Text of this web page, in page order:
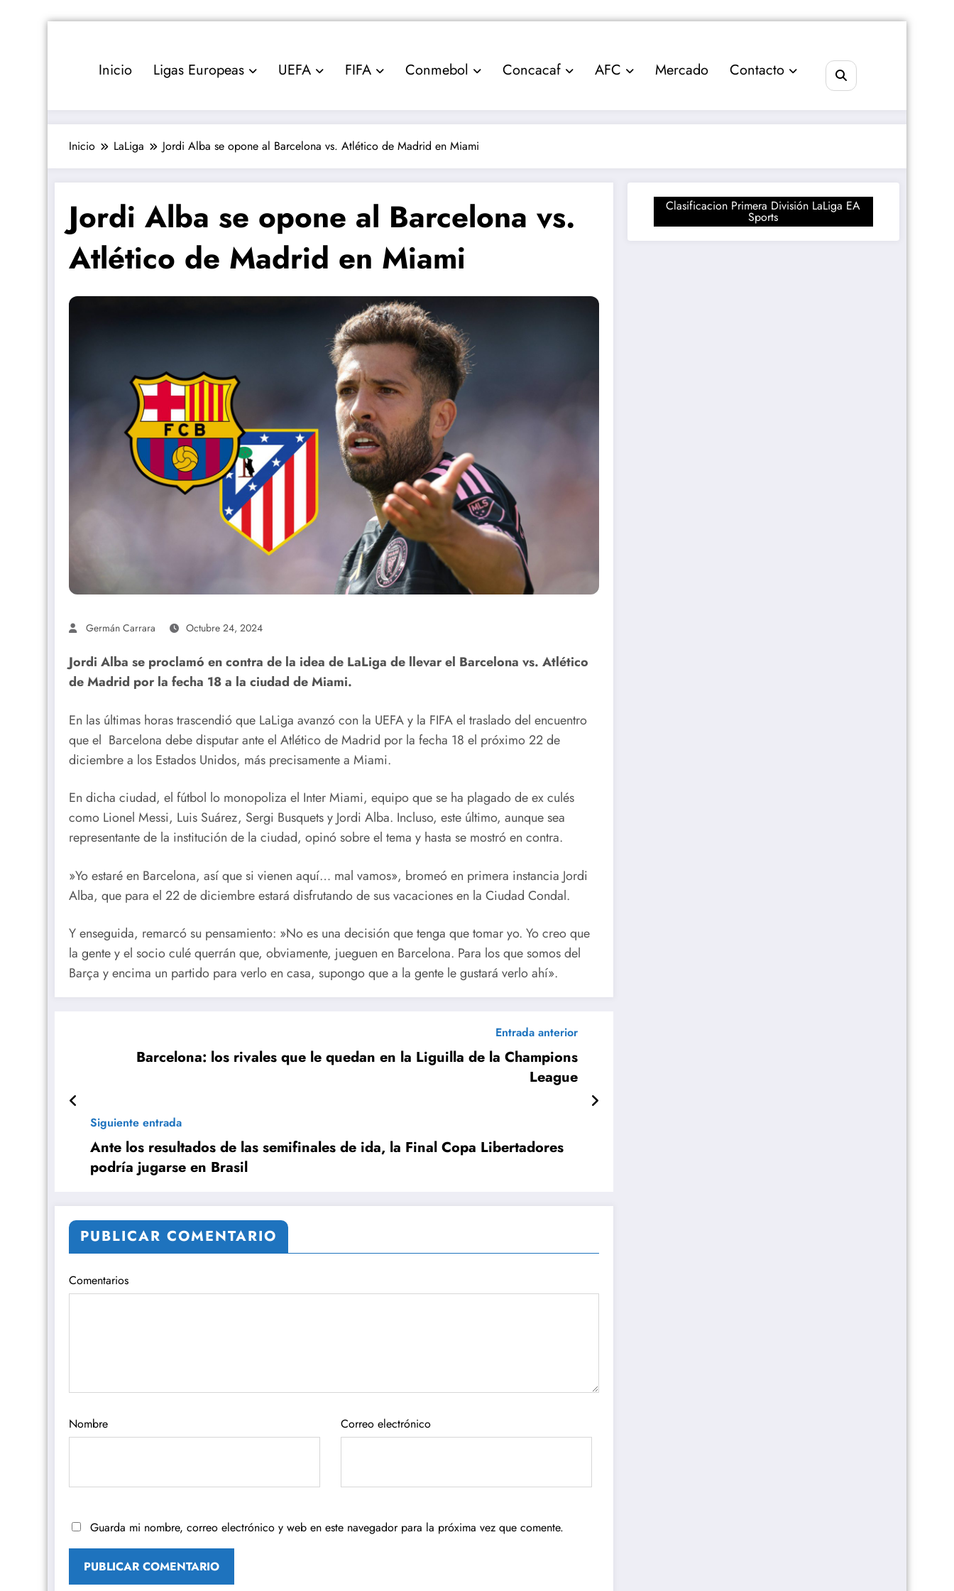
Inicio Ligas Europeas UEFA FIFA Conmebol Concacaf AFC Mercado Contacto
Inicio LaLiga Jordi Alba se opone al Barcelona vs. Atlético de Madrid en Miami
Jordi Alba se opone al Barcelona vs.
Atlético de Madrid en Miami
Germán Carrara Octubre 24, 2024
Jordi Alba se proclamó en contra de la idea de LaLiga de llevar el Barcelona vs. Atlético
de Madrid por la fecha 18 a la ciudad de Miami.
En las últimas horas trascendió que LaLiga avanzó con la UEFA y la FIFA el traslado del encuentro
que el Barcelona debe disputar ante el Atlético de Madrid por la fecha 18 el próximo 22 de
diciembre a los Estados Unidos, más precisamente a Miami.
En dicha ciudad, el fútbol lo monopoliza el Inter Miami, equipo que se ha plagado de ex culés
como Lionel Messi, Luis Suárez, Sergi Busquets y Jordi Alba. Incluso, este último, aunque sea
representante de la institución de la ciudad, opinó sobre el tema y hasta se mostró en contra.
»Yo estaré en Barcelona, así que si vienen aquí… mal vamos», bromeó en primera instancia Jordi
Alba, que para el 22 de diciembre estará disfrutando de sus vacaciones en la Ciudad Condal.
Y enseguida, remarcó su pensamiento: »No es una decisión que tenga que tomar yo. Yo creo que
la gente y el socio culé querrán que, obviamente, jueguen en Barcelona. Para los que somos del
Barça y encima un partido para verlo en casa, supongo que a la gente le gustará verlo ahí».
Entrada anterior
Barcelona: los rivales que le quedan en la Liguilla de la Champions
League
Siguiente entrada
Ante los resultados de las semifinales de ida, la Final Copa Libertadores
podría jugarse en Brasil
PUBLICAR COMENTARIO
Comentarios
Nombre Correo electrónico
Guarda mi nombre, correo electrónico y web en este navegador para la próxima vez que comente.
Clasificacion Primera División LaLiga EA
Sports